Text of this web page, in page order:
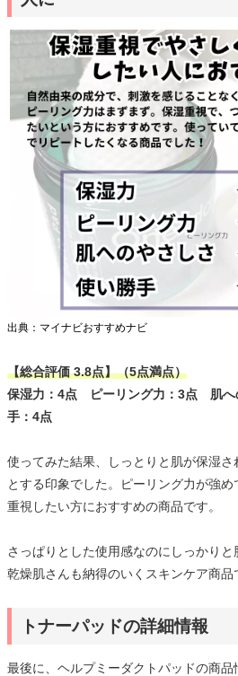
出典：マイナビおすすめナビ
【総合評価 3.8点】（5点満点）
保湿力：4点 ピーリング力：3点 肌
手：4点
使ってみた結果、しっとりと肌が保湿さ
とする印象でした。ピーリング力が強
重視したい方におすすめの商品です。
さっぱりとした使用感なのにしっかりと
乾燥肌さんも納得のいくスキンケア商品
トナーパッドの詳細情報
最後に、ヘルプミーダクトパッドの商